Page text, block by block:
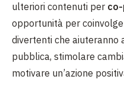
ulteriori contenuti per
opportunità per
divertenti che aiuteranno
pubblica, stimolare
motivare un’azione